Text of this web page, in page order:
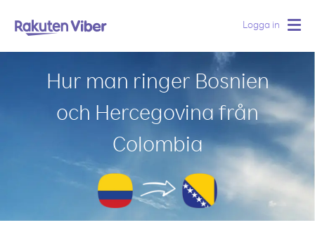
Logga in
Hur man ringer Bosnien
och Hercegovina från
Colombia